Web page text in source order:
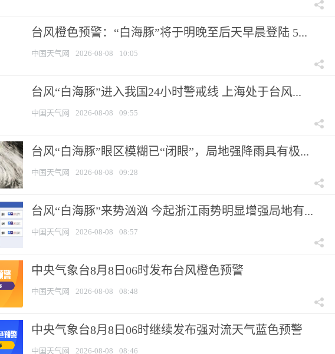
台风橙色预警：“白海豚”将于明晚至后天早晨登陆 5...
中国天气网 2026-08-08 10:05
台风“白海豚”进入我国24小时警戒线 上海处于台风...
中国天气网 2026-08-08 09:55
台风“白海豚”眼区模糊已“闭眼”，局地强降雨具有极...
中国天气网 2026-08-08 09:28
台风“白海豚”来势汹汹 今起浙江雨势明显增强局地有...
中国天气网 2026-08-08 08:57
中央气象台8月8日06时发布台风橙色预警
中国天气网 2026-08-08 08:48
中央气象台8月8日06时继续发布强对流天气蓝色预警
中国天气网 2026-08-08 08:46